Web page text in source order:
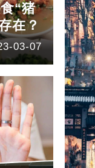
“猪
在？
03-07